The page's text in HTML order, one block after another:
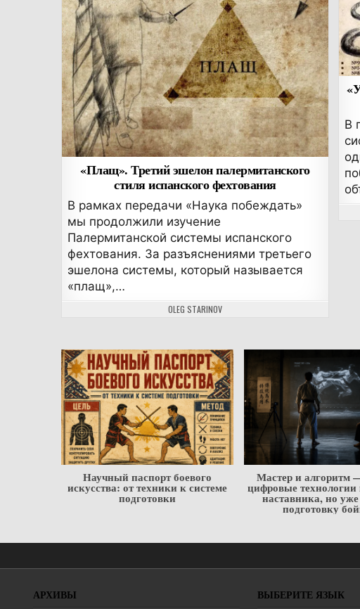
«Плащ». Третий эшелон палермитанского
стиля испанского фехтования
В рамках передачи «Наука побеждать»
мы продолжили изучение
Палермитанской системы испанского
фехтования. За разъяснениями третьего
эшелона системы, который называется
«плащ»,…
АВТОР:
OLEG STARINOV
В
Научный паспорт боевого
искусства: от техники к системе
подготовки
Мастер и алгоритм
цифровые технологии
наставника, но
подготовку
АРХИВЫ ВЫБЕРИТЕ ЯЗЫК